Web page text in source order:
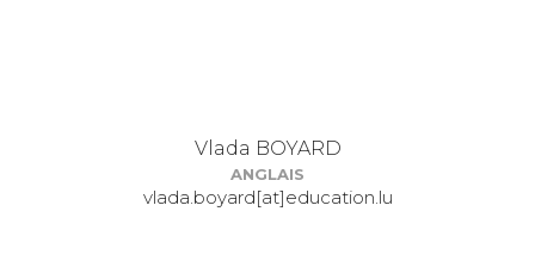
Vlada BOYARD
ANGLAIS
vlada.boyard[at]education.lu